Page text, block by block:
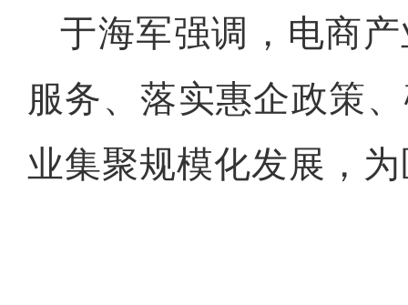
于海军强调，电商
服务、落实惠企政策
业集聚规模化发展，